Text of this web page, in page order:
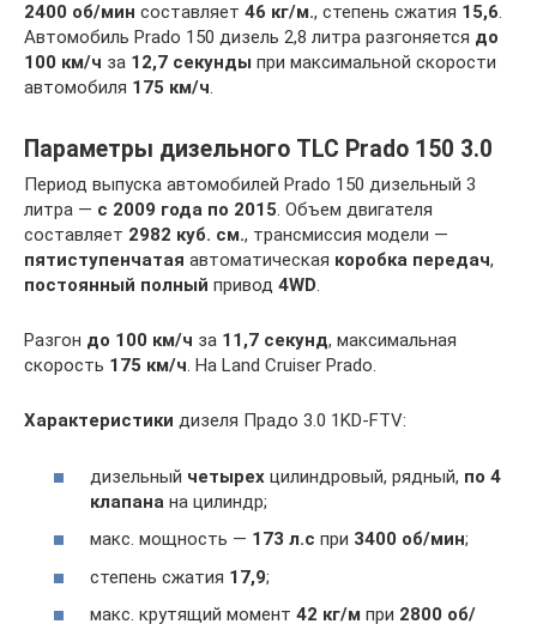
2400 об/мин составляет 46 кг/м., степень сжатия 15,6.
Автомобиль Prado 150 дизель 2,8 литра разгоняется до
100 км/ч за 12,7 секунды при максимальной скорости
автомобиля 175 км/ч.
Параметры дизельного TLC Prado 150 3.0
Период выпуска автомобилей Prado 150 дизельный 3
литра — с 2009 года по 2015. Объем двигателя
составляет 2982 куб. см., трансмиссия модели —
пятиступенчатая автоматическая коробка передач,
постоянный полный привод 4WD.
Разгон до 100 км/ч за 11,7 секунд, максимальная
скорость 175 км/ч. На Land Cruiser Prado.
Характеристики дизеля Прадо 3.0 1KD-FTV:
дизельный четырех цилиндровый, рядный, по 4
клапана на цилиндр;
макс. мощность — 173 л.с при 3400 об/мин;
степень сжатия 17,9;
макс. крутящий момент 42 кг/м при 2800 об/